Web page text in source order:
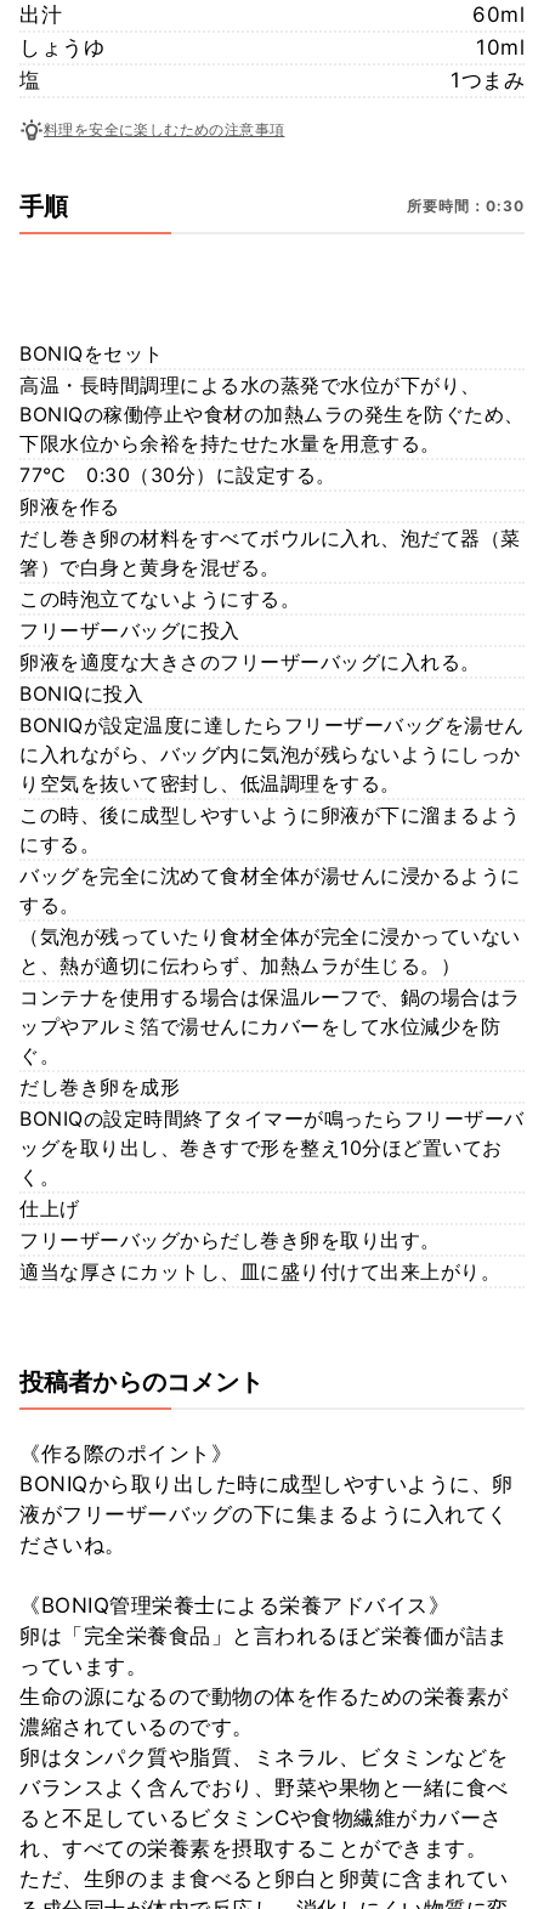
出汁
60ml
しょうゆ
10ml
塩
1つまみ
料理を安全に楽しむための注意事項
手順 所要時間：0:30
BONIQをセット
高温・長時間調理による水の蒸発で水位が下がり、
BONIQの稼働停止や食材の加熱ムラの発生を防ぐため、
下限水位から余裕を持たせた水量を用意する。
77℃ 0:30（30分）に設定する。
卵液を作る
だし巻き卵の材料をすべてボウルに入れ、泡だて器（菜
箸）で白身と黄身を混ぜる。
この時泡立てないようにする。
フリーザーバッグに投入
卵液を適度な大きさのフリーザーバッグに入れる。
BONIQに投入
BONIQが設定温度に達したらフリーザーバッグを湯せん
に入れながら、バッグ内に気泡が残らないようにしっか
り空気を抜いて密封し、低温調理をする。
この時、後に成型しやすいように卵液が下に溜まるよう
にする。
バッグを完全に沈めて食材全体が湯せんに浸かるように
する。
（気泡が残っていたり食材全体が完全に浸かっていない
と、熱が適切に伝わらず、加熱ムラが生じる。）
コンテナを使用する場合は保温ルーフで、鍋の場合はラ
ップやアルミ箔で湯せんにカバーをして水位減少を防
ぐ。
だし巻き卵を成形
BONIQの設定時間終了タイマーが鳴ったらフリーザーバ
ッグを取り出し、巻きすで形を整え10分ほど置いてお
く。
仕上げ
フリーザーバッグからだし巻き卵を取り出す。
適当な厚さにカットし、皿に盛り付けて出来上がり。
投稿者からのコメント
《作る際のポイント》
BONIQから取り出した時に成型しやすいように、卵
液がフリーザーバッグの下に集まるように入れてく
ださいね。
《BONIQ管理栄養士による栄養アドバイス》
卵は「完全栄養食品」と言われるほど栄養価が詰ま
っています。
生命の源になるので動物の体を作るための栄養素が
濃縮されているのです。
卵はタンパク質や脂質、ミネラル、ビタミンなどを
バランスよく含んでおり、野菜や果物と一緒に食べ
ると不足しているビタミンCや食物繊維がカバーさ
れ、すべての栄養素を摂取することができます。
ただ、生卵のまま食べると卵白と卵黄に含まれてい